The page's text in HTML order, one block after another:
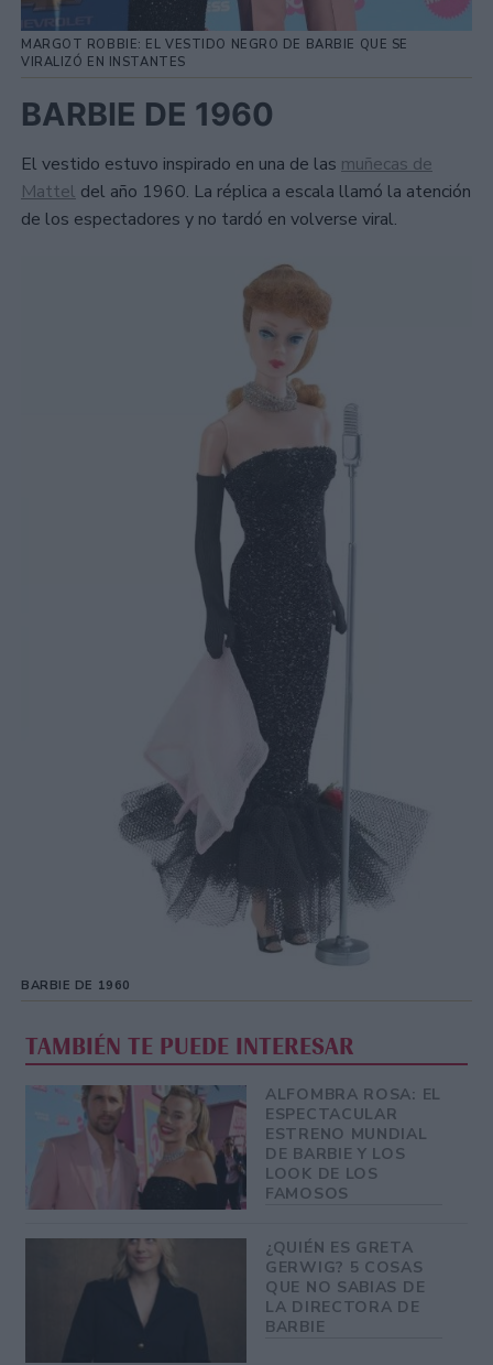
MARGOT ROBBIE: EL VESTIDO NEGRO DE BARBIE QUE SE
VIRALIZÓ EN INSTANTES
BARBIE DE 1960
El vestido estuvo inspirado en una de las muñecas de
Mattel del año 1960. La réplica a escala llamó la atención
de los espectadores y no tardó en volverse viral.
BARBIE DE 1960
TAMBIÉN TE PUEDE INTERESAR
ALFOMBRA ROSA: EL
ESPECTACULAR
ESTRENO MUNDIAL
DE BARBIE Y LOS
LOOK DE LOS
FAMOSOS
¿QUIÉN ES GRETA
GERWIG? 5 COSAS
QUE NO SABIAS DE
LA DIRECTORA DE
BARBIE